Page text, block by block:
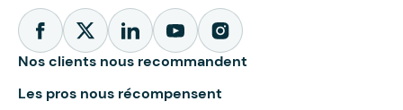
Nos clients nous recommandent
Les pros nous récompensent